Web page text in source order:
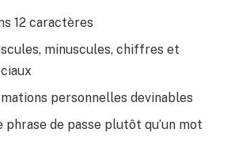
12 caractères
minuscules, chiffres et
personnelles devinables
phrase de passe plutôt qu’un mot